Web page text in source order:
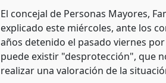
El concejal de Personas Mayores,
explicado este miércoles, ante los
años detenido el pasado viernes
puede existir "desprotección", que
realizar una valoración de la